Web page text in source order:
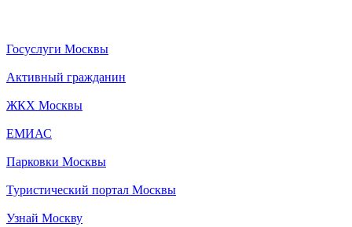
Госуслуги Москвы
Активный гражданин
ЖКХ Москвы
ЕМИАС
Парковки Москвы
Туристический портал Москвы
Узнай Москву